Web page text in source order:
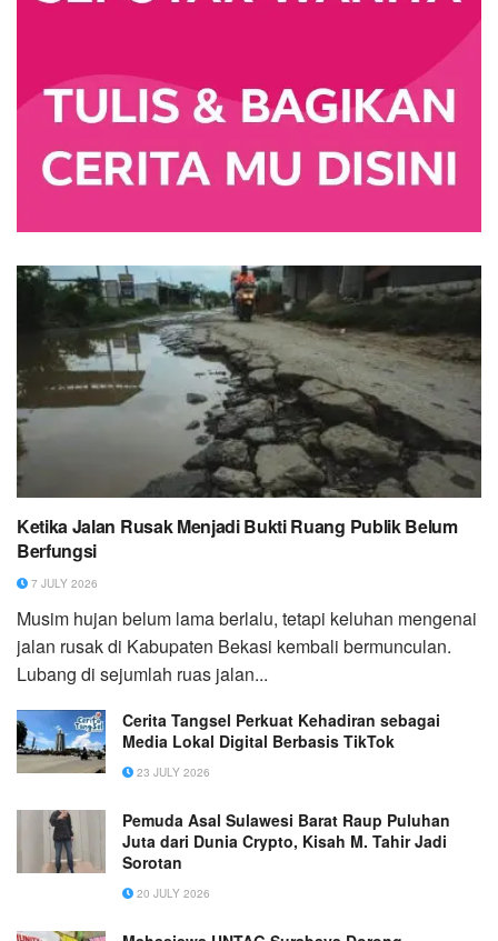
Ketika Jalan Rusak Menjadi Bukti Ruang Publik Belum
Berfungsi
7 JULY 2026
Musim hujan belum lama berlalu, tetapi keluhan mengenai
jalan rusak di Kabupaten Bekasi kembali bermunculan.
Lubang di sejumlah ruas jalan...
Cerita Tangsel Perkuat Kehadiran sebagai
Media Lokal Digital Berbasis TikTok
23 JULY 2026
Pemuda Asal Sulawesi Barat Raup Puluhan
Juta dari Dunia Crypto, Kisah M. Tahir Jadi
Sorotan
20 JULY 2026